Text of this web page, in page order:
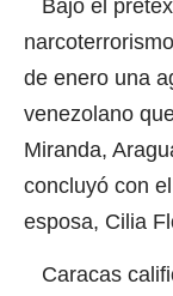
Bajo el
de enero una
venezolano
Miranda,
concluyó con
esposa, Cilia
Caracas